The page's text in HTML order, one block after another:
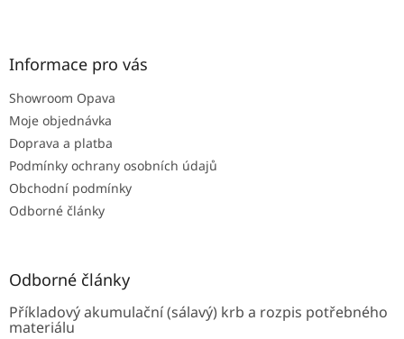
Informace pro vás
Showroom Opava
Moje objednávka
Doprava a platba
Podmínky ochrany osobních údajů
Obchodní podmínky
Odborné články
Odborné články
Příkladový akumulační (sálavý) krb a rozpis potřebného
materiálu